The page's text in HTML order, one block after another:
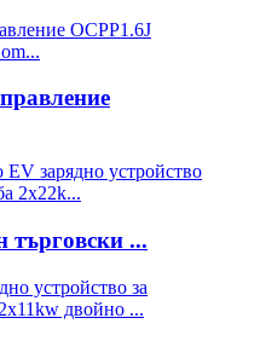
търговски ...